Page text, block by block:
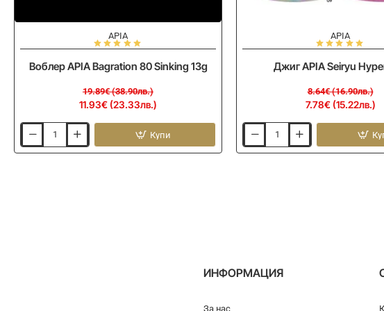
APIA
Воблер APIA Bagration 80 Sinking 13g
11.93€ (23.33лв.)
19.89€ (38.90лв.)
APIA
Купи
APIA
Джиг APIA Seiryu
7.78€ (15.22лв.)
8.64€ (16.90лв.)
APIA
ИНФОРМАЦИЯ
За нас